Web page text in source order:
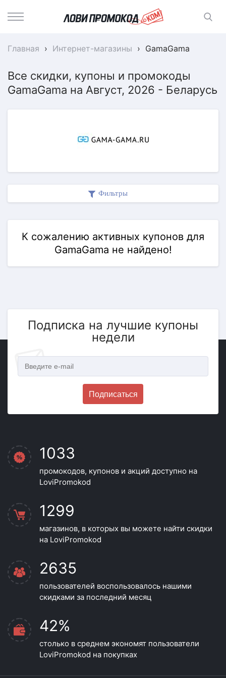
Главная › Интернет-магазины › GamaGama
Все скидки, купоны и промокоды
GamaGama на Август, 2026 - Беларусь
Фильтры
К сожалению активных купонов для
GamaGama не найдено!
Подписка на лучшие купоны
недели
Подписаться
1033
промокодов, купонов и акций доступно на
LoviPromokod
1299
магазинов, в которых вы можете найти скидки
на LoviPromokod
2635
пользователей воспользовалось нашими
скидками за последний месяц
42%
столько в среднем экономят пользователи
LoviPromokod на покупках